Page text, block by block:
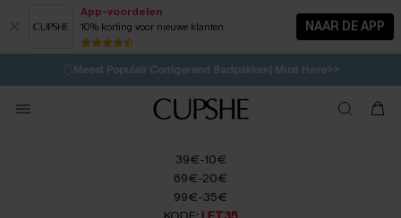
App-voordelen
10% korting voor nieuwe klanten NAAR DE APP
⚡️LAATSTE KANS | Tot 50% korting>>
🩱Meest Populair Corrigerend Badpakken| Must Have>>
💌Abonneer je & ontvang tot 15% korting>>
Koop 3, krijg 15% korting | CODE: SW15
39€-10€
69€-20€
99€-35€